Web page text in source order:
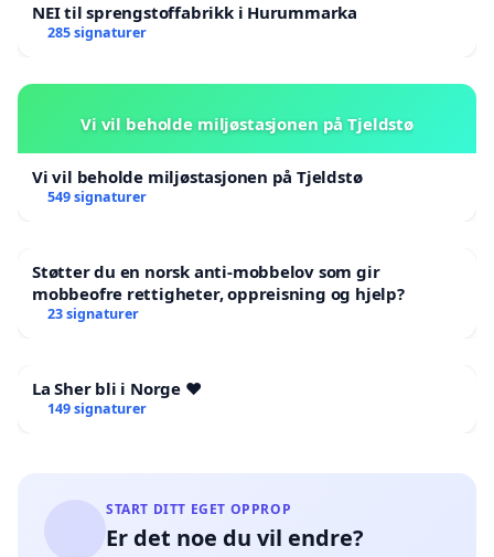
NEI til sprengstoffabrikk i Hurummarka
285 signaturer
Vi vil beholde miljøstasjonen på Tjeldstø
Vi vil beholde miljøstasjonen på Tjeldstø
549 signaturer
Støtter du en norsk anti-mobbelov som gir
mobbeofre rettigheter, oppreisning og hjelp?
23 signaturer
La Sher bli i Norge ❤️
149 signaturer
START DITT EGET OPPROP
Er det noe du vil endre?